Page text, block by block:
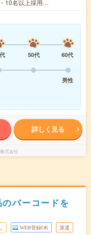
10名以上採用…
50代
60代
男性
詳しく見る
式会社
バーコードを
WEB登録OK 派遣